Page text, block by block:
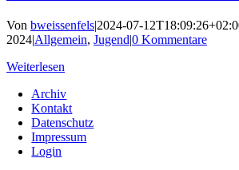
Von bweissenfels|2024-07-
2024|Allgemein, Jugend|0 Kommentare
Weiterlesen
Archiv
Kontakt
Datenschutz
Impressum
Login